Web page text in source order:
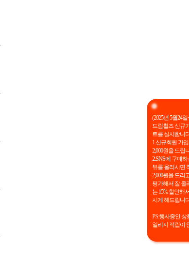
(2025년 5월24일
드림휠즈 신규
트를 실시합니
1.신규회원 가
2,000원을 드립
2.SNS에 구매
뷰를 올리시면
2,000원을 드리
평가해서 잘 올
는 15% 할인해
시게 해드립니
PS:행사중인 상
일리지 적립이